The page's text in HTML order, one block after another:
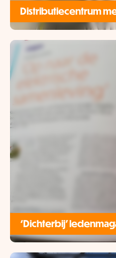
Distributiecentrum
‘Dichterbij’